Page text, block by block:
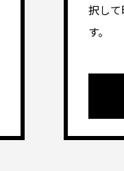
択し
す。